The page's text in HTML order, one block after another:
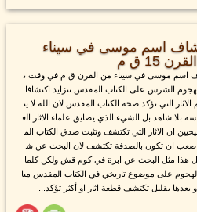
اسم موسى في سيناء
15 ق م
اسم موسى في سيناء من القرن ق م في وقت ت
الشرس على الكتاب المقدس تتزايد اكتشافا
التي تؤكد صحة الكتاب المقدس لان الله لا يت
بلا شاهد بل الشيء الذي يضايق علماء الاثار الغ
ان الاثار التي تكتشف وتثبت صدق الكتاب الم
ان تكون بالصدفة تكتشف لان البحث عن ش
هذا مثل البحث عن ابرة في كوم قش ولكن كلما
الهجوم على موضوع تاريخي في الكتاب المقدس مبا
بعدها بقليل تكتشف قطعة اثار او أكثر تؤكد...